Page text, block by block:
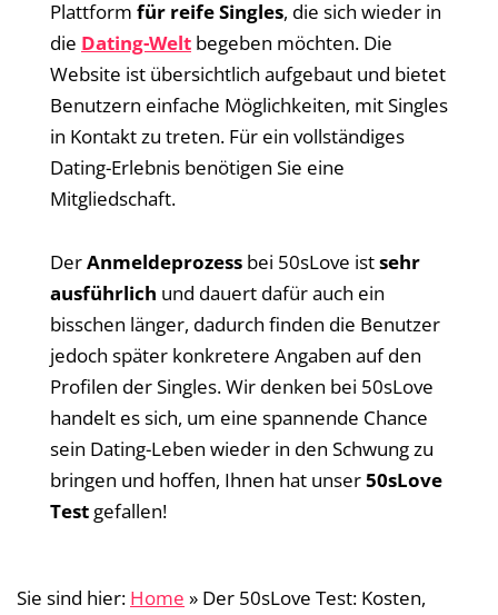
Plattform für reife Singles, die sich wieder in
die Dating-Welt begeben möchten. Die
Website ist übersichtlich aufgebaut und bietet
Benutzern einfache Möglichkeiten, mit Singles
in Kontakt zu treten. Für ein vollständiges
Dating-Erlebnis benötigen Sie eine
Mitgliedschaft.
DerAnmeldeprozess bei 50sLove istsehr
ausführlich und dauert dafür auch ein
bisschen länger, dadurch finden die Benutzer
jedoch später konkretere Angaben auf den
Profilen der Singles. Wir denken bei 50sLove
handelt es sich, um eine spannende Chance
sein Dating-Leben wieder in den Schwung zu
bringen und hoffen, Ihnen hat unser50sLove
Test gefallen!
Sie sind hier: Home » Der 50sLove Test: Kosten,